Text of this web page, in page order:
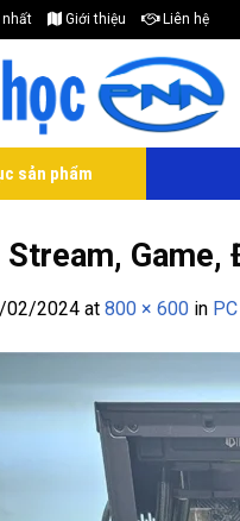
nhất Giới thiệu Liên hệ
sản phẩm
Stream,
02/2024 at 800 × 600 in